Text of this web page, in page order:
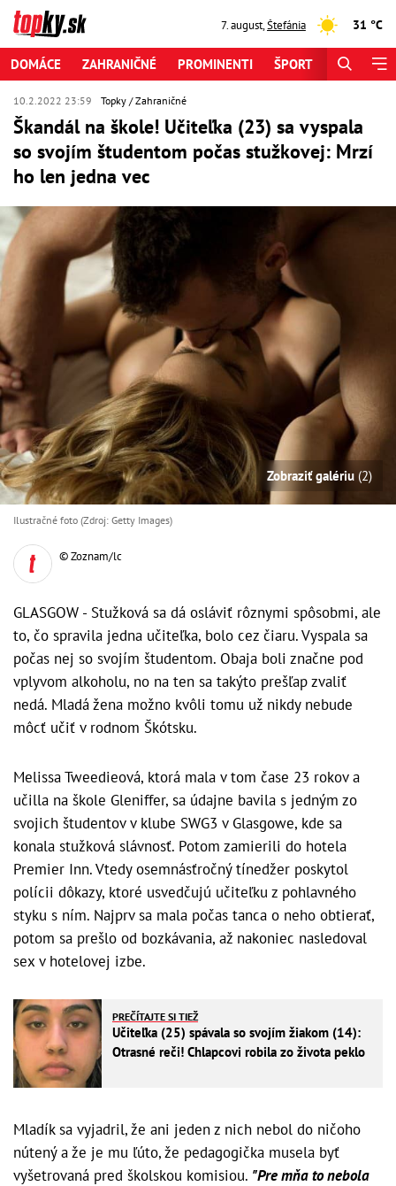
7. august,Štefánia 31 °C
DOMÁCE ZAHRANIČNÉ PROMINENTI ŠPORT
10.2.2022 23:59 Topky Zahraničné
Škandál na škole! Učiteľka (23) sa vyspala
so svojím študentom počas stužkovej: Mrzí
ho len jedna vec
Zobraziť galériu (2)
Ilustračné foto (Zdroj: Getty Images)
© Zoznam/lc
GLASGOW - Stužková sa dá osláviť rôznymi spôsobmi, ale
to, čo spravila jedna učiteľka, bolo cez čiaru. Vyspala sa
počas nej so svojím študentom. Obaja boli značne pod
vplyvom alkoholu, no na ten sa takýto prešľap zvaliť
nedá. Mladá žena možno kvôli tomu už nikdy nebude
môcť učiť v rodnom Škótsku.
Melissa Tweedieová, ktorá mala v tom čase 23 rokov a
učilla na škole Gleniffer, sa údajne bavila s jedným zo
svojich študentov v klube SWG3 v Glasgowe, kde sa
konala stužková slávnosť. Potom zamierili do hotela
Premier Inn. Vtedy osemnásťročný tínedžer poskytol
polícii dôkazy, ktoré usvedčujú učiteľku z pohlavného
styku s ním. Najprv sa mala počas tanca o neho obtierať,
potom sa prešlo od bozkávania, až nakoniec nasledoval
sex v hotelovej izbe.
PREČÍTAJTE SI TIEŽ
Učiteľka (25) spávala so svojím žiakom (14):
Otrasné reči! Chlapcovi robila zo života peklo
Mladík sa vyjadril, že ani jeden z nich nebol do ničoho
nútený a že je mu ľúto, že pedagogička musela byť
vyšetrovaná pred školskou komisiou. "Pre mňa to nebola